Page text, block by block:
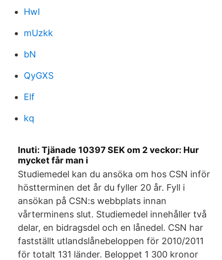
HwI
mUzkk
bN
QyGXS
Elf
kq
Inuti: Tjänade 10397 SEK om 2 veckor: Hur
mycket får man i
Studiemedel kan du ansöka om hos CSN inför
höstterminen det år du fyller 20 år. Fyll i
ansökan på CSN:s webbplats innan
vårterminens slut. Studiemedel innehåller två
delar, en bidragsdel och en lånedel. CSN har
fastställt utlandslånebeloppen för 2010/2011
för totalt 131 länder. Beloppet 1 300 kronor